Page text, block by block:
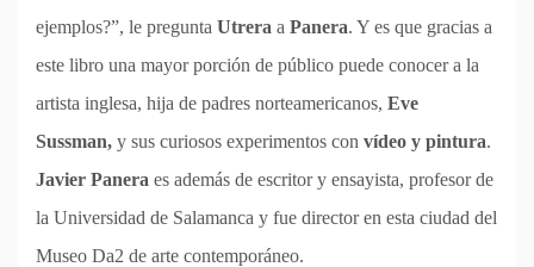
ejemplos?”, le pregunta Utrera a Panera. Y es que gracias a
este libro una mayor porción de público puede conocer a la
artista inglesa, hija de padres norteamericanos, Eve
Sussman, y sus curiosos experimentos con vídeo y pintura.
Javier Panera es además de escritor y ensayista, profesor de
la Universidad de Salamanca y fue director en esta ciudad del
Museo Da2 de arte contemporáneo.